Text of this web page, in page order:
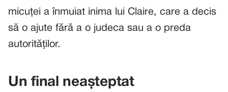
micuței a înmuiat inima lui Claire, care a decis
să o ajute fără a o judeca sau a o preda
autorităților.
Un final neașteptat